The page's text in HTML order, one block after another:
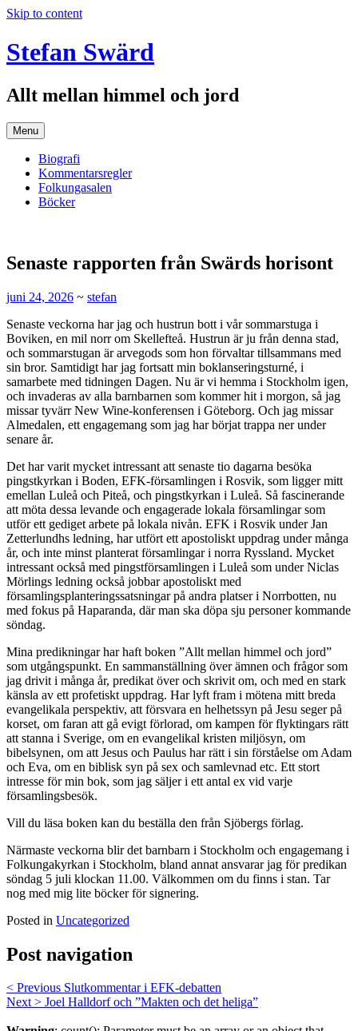
Skip to content
Stefan Swärd
Allt mellan himmel och jord
Menu
Biografi
Kommentarsregler
Folkungasalen
Böcker
Senaste rapporten från Swärds horisont
juni 24, 2026 ~ stefan
Senaste veckorna har jag och hustrun bott i vår sommarstuga i
Boviken, en mil norr om Skellefteå. Hustrun är ju från denna stad,
och sommarstugan är arvegods som hon förvaltar tillsammans med
sin bror. Samtidigt har jag fortsatt min boklanseringsturné, i
samarbete med tidningen Dagen. Nu är vi hemma i Stockholm igen,
och invaderas av alla barnbarnen som kommer hit i morgon, så jag
missar tyvärr New Wine-konferensen i Göteborg. Och jag missar
Almedalen, ett engagemang som jag har börjat trappa ner under
senare år.
Det har varit mycket intressant att senaste tio dagarna besöka
pingstkyrkan i Boden, EFK-församlingen i Rosvik, som ligger mitt
emellan Luleå och Piteå, och pingstkyrkan i Luleå. Så fascinerande
att möta dessa levande och engagerade lokala församlingar som
utför ett gediget arbete på lokala nivån. EFK i Rosvik under Jan
Zetterlundhs ledning, har utfört ett apostoliskt uppdrag under många
år, och inte minst planterat församlingar i norra Ryssland. Mycket
intressant också med pingstförsamlingen i Luleå som under Niclas
Mörlings ledning också jobbar apostoliskt med
församlingsplanteringssatsningar på andra platser i Norrbotten, nu
med fokus på Haparanda, där man ska döpa sju personer kommande
söndag.
Mina predikningar har haft boken ”Allt mellan himmel och jord”
som utgångspunkt. En sammanställning över ämnen och frågor som
jag drivit i många år, predikat över och skrivit om, och med en stark
känsla av ett profetiskt uppdrag. Har lyft fram i mötena mitt breda
evangelikala perspektiv, att försvara en helhetssyn på Jesu seger på
korset, om faran att gå evigt förlorad, om kampen för flyktingars rätt
att stanna i Sverige, om en evangelikal kristen miljösyn, om
bibelsynen, om att Jesus och Paulus har rätt i sin förståelse om Adam
och Eva, om en biblisk syn på sex och samlevnad etc. Ett stort
intresse för min bok, som jag säljer i ett antal ex vid varje
församlingsbesök.
Vill du läsa boken kan du beställa den från Sjöbergs förlag.
Närmaste veckorna blir det barnbarn i Stockholm och engagemang i
Folkungakyrkan i Stockholm, bland annat ansvarar jag för predikan
söndag 5 juli klockan 11.00. Välkommen om du finns i stan. Tar
nog med mig lite böcker för signering.
Posted in Uncategorized
Post navigation
< Previous Slutkommentar i EFK-debatten
Next > Joel Halldorf och ”Makten och det heliga”